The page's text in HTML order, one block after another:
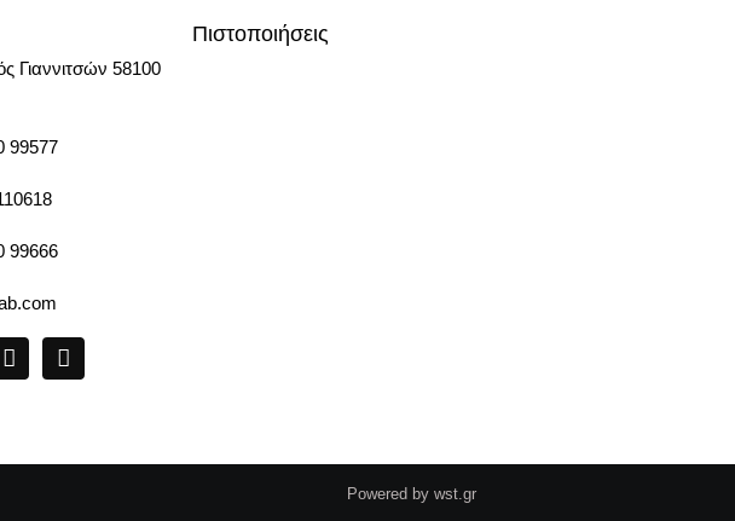
Γιαννιτσών 58100
99577
99666
Πιστοποιήσεις
Powered by wst.gr